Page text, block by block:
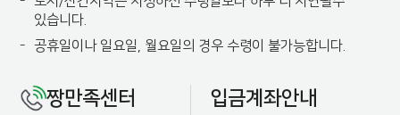
있습니다.
-
공휴일이나 일요일, 월요일의 경우 수령이 불가능합니다.
짱만족센터 입금계좌안내